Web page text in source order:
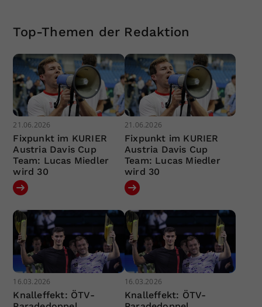
Top-Themen der Redaktion
21.06.2026
Fixpunkt im KURIER
Austria Davis Cup
Team: Lucas Miedler
wird 30
21.06.2026
Fixpunkt im KURIER
Austria Davis Cup
Team: Lucas Miedler
wird 30
16.03.2026
Knalleffekt: ÖTV-
16.03.2026
Knalleffekt: ÖTV-